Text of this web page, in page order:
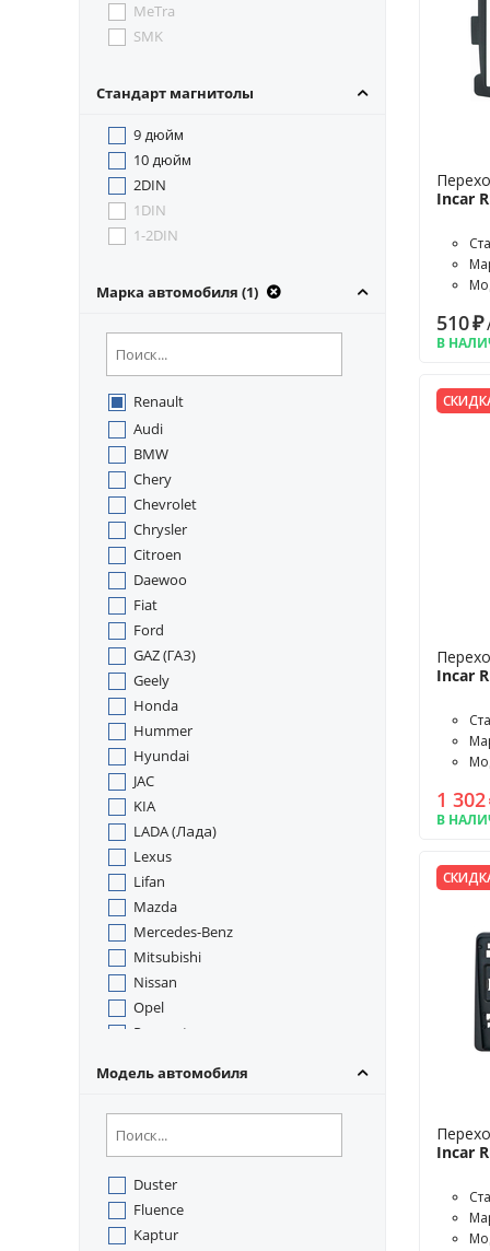
MeTra
SMK
Стандарт магнитолы
9 дюйм
10 дюйм
2DIN
1DIN
1-2DIN
Марка автомобиля (1)
Renault
Audi
BMW
Chery
Chevrolet
Chrysler
Citroen
Daewoo
Fiat
Ford
GAZ (ГАЗ)
Geely
Honda
Hummer
Hyundai
JAC
KIA
LADA (Лада)
Lexus
Lifan
Mazda
Mercedes-Benz
Mitsubishi
Nissan
Opel
Peugeot
SEAT
Smart
SsangYong
Subaru
Suzuki
Toyota
Модель автомобиля
Duster
Fluence
Kaptur
Incar
510₽
В
Incar
1 302
В
Incar